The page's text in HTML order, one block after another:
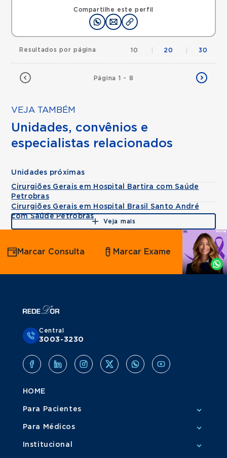
Compartilhe este perfil
Página 1 - 8
Resultados por página 10 20 30
VEJA TAMBÉM
Unidades, convênios e
especialistas relacionados
Unidades próximas
Cirurgiões Gerais em Hospital Bartira com Saúde
Petrobras
Cirurgiões Gerais em Hospital Brasil Santo André
com Saúde Petrobras
Veja mais
Agende
por
Whatsapp
Marcar Consulta Marcar Exame
Central
3003-3230
HOME
Para Pacientes
Para Médicos
Institucional